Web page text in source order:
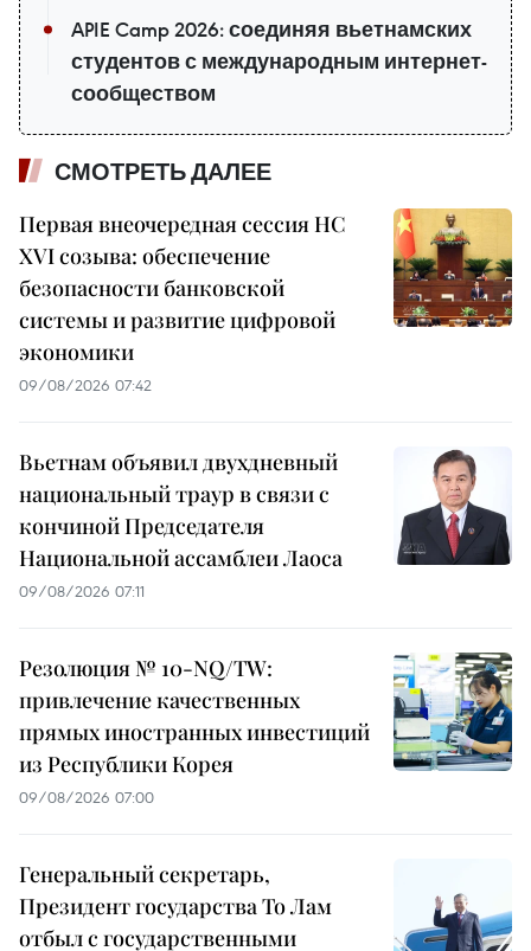
APIE Camp 2026: соединяя вьетнамских
студентов с международным интернет-
сообществом
СМОТРЕТЬ ДАЛЕЕ
Первая внеочередная сессия НС
XVI созыва: обеспечение
безопасности банковской
системы и развитие цифровой
экономики
09/08/2026 07:42
Вьетнам объявил двухдневный
национальный траур в связи с
кончиной Председателя
Национальной ассамблеи Лаоса
09/08/2026 07:11
Резолюция № 10-NQ/TW:
привлечение качественных
прямых иностранных инвестиций
из Республики Корея
09/08/2026 07:00
Генеральный секретарь,
Президент государства То Лам
отбыл с государственными